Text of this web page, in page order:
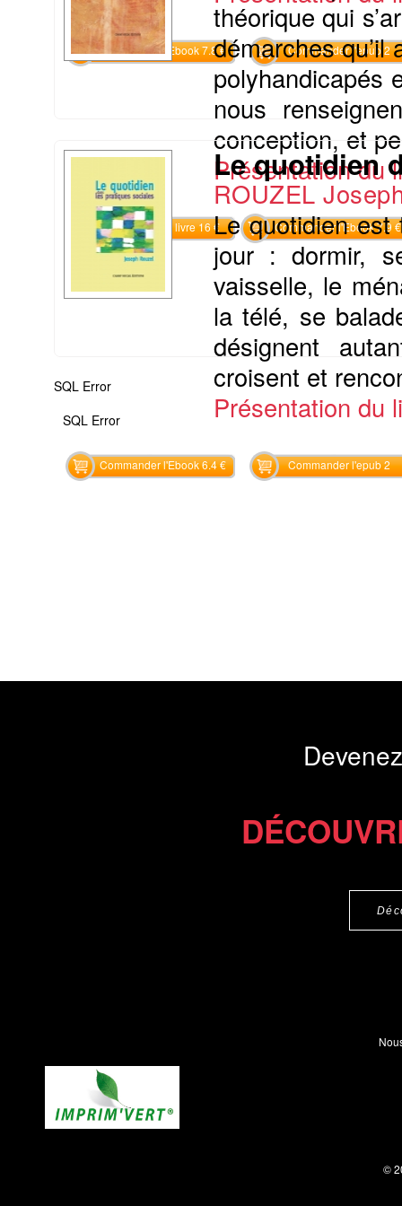
Commander l'Ebook 7.8 € Commander l'epub 2
théorique qui
démarches
polyhandicapés
nous
conception, et
Présentation du
Commander le livre 16 € Commander l'Ebook 7.9 €
Le quotidien
ROUZEL
Le quotidien
jour : dormir,
vaisselle, le
la télé, se
désignent
croisent et
Présentation du
Commander l'Ebook 6.4 € Commander l'epub 2
SQL Error
SQL Error
©